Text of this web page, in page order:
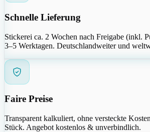
Schnelle Lieferung
Stickerei ca. 2 Wochen nach Freigabe (inkl.
3–5 Werktagen. Deutschlandweiter und
Faire Preise
Transparent kalkuliert, ohne versteckte
Stück. Angebot kostenlos & unverbindlich.